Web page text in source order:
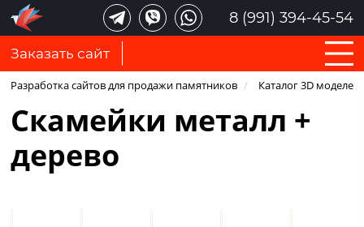
8 (991) 394-45-54
Заказать сайт
Разработка сайтов для продажи памятников / Каталог 3D моделей
Скамейки металл +
дерево